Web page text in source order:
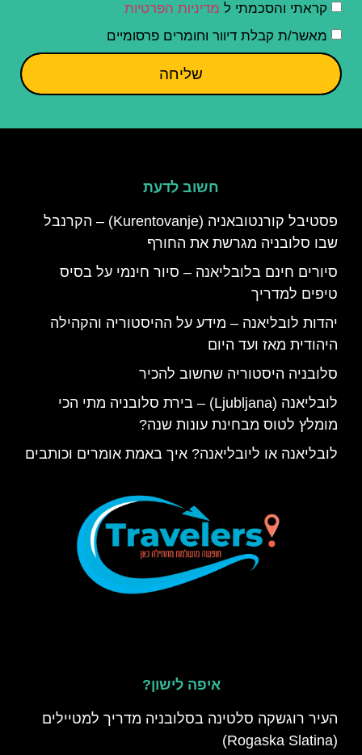
קראתי והסכמתי ל מדיניות הפרטיות
מאשר/ת קבלת דיוור וחומרים פרסומיים
שליחה
חשוב לדעת
פסטיבל קורנטובאניה (Kurentovanje) – הקרנבל
שבו סלובניה מגרשת את החורף
סיורים חינם בלובליאנה – סיור חינמי על בסיס
טיפים למדריך
יהדות לובליאנה – מידע על ההיסטוריה והקהילה
היהודית מאז ועד היום
סלובניה היסטוריה שחשוב להכיר
לובליאנה (Ljubljana) – בירת סלובניה מתי הכי
מומלץ לטוס מבחינת עונות שנה?
לובליאנה או ליובליאנה? איך באמת אומרים וכותבים
איפה לישון?
העיר רוגשקה סלטינה בסלובניה מדריך למטיילים
(Rogaska Slatina)